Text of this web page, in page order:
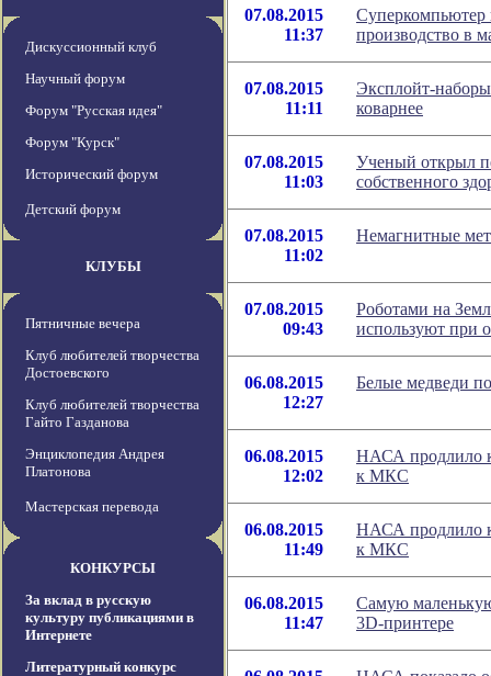
Дискуссионный клуб
Научный форум
Форум "Русская идея"
Форум "Курск"
Исторический форум
Детский форум
КЛУБЫ
Пятничные вечера
Клуб любителей творчества
Достоевского
Клуб любителей творчества
Гайто Газданова
Энциклопедия Андрея
Платонова
Мастерская перевода
КОНКУРСЫ
За вклад в русскую
культуру публикациями в
Интернете
Литературный конкурс
07.08.2015
11:37
Суперкомпьютер
производство в
07.08.2015
11:11
Эксплойт-
коварнее
07.08.2015
11:03
Ученый открыл
собственного
07.08.2015
11:02
Немагнитные
07.08.2015
09:43
Роботами на
используют при
06.08.2015
12:27
Белые медведи
06.08.2015
12:02
НАСА продлило
к МКС
06.08.2015
11:49
НАСА продлило
к МКС
06.08.2015
11:47
Самую
3D-принтере